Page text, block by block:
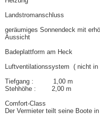
Landstromanschluss
geräumiges Sonnendeck mit
Aussicht
Badeplattform am Heck
Luftventilationssystem ( nicht in
Tiefgang : 1,00 m
Stehhöhe : 2,00 m
Comfort-Class
Der Vermieter teilt seine Boote